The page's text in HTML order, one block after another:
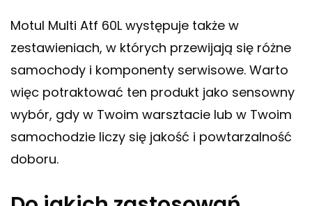
Motul Multi Atf 60L występuje także w
zestawieniach, w których przewijają się różne
samochody i komponenty serwisowe. Warto
więc potraktować ten produkt jako sensowny
wybór, gdy w Twoim warsztacie lub w Twoim
samochodzie liczy się jakość i powtarzalność
doboru.